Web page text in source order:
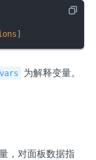
为解释变量。
，对面板数据指